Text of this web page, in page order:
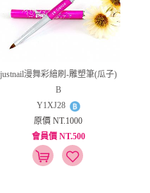
justnail漫舞彩繪刷-雕塑筆(瓜子)
B
Y1XJ28
原價 NT.1000
會員價 NT.500